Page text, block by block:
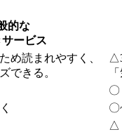
的な
ービス
め読まれやすく、
できる。
△
〇
〇
△